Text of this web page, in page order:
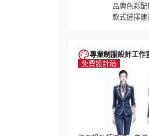
品牌色彩配
款式選擇建
專業制服設計工作
免費設計稿